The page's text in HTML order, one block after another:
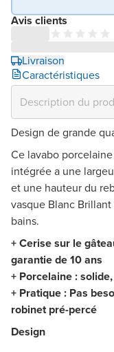
Avis clients
Livraison
Caractéristiques
Design de grande
Ce lavabo
intégrée a une
et une hauteur du
vasque Blanc
bains.
+ Cerise sur le
garantie de 10 ans
+ Porcelaine :
+ Pratique : Pas
robinet pré-percé
Design